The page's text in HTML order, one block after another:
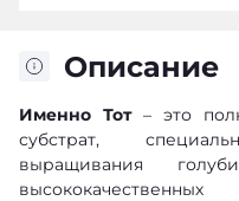
Описание
Именно Тот– это
субстрат,
выращивания